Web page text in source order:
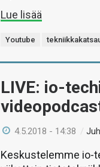
Lue lisää
Youtube
LIVE: io-
4.5.2018 - 14:38 /
Keskustelemme io-